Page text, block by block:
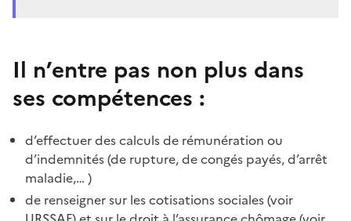
Il n’entre pas non plus dans
ses compétences :
d’effectuer des calculs de rémunération ou
d’indemnités (de rupture, de congés payés, d’arrêt
maladie,… )
de renseigner sur les cotisations sociales (voir